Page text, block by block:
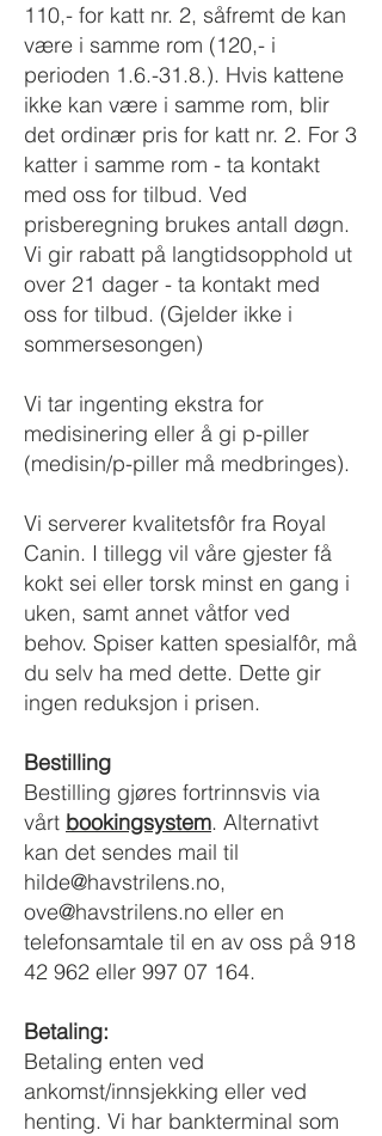
110,- for katt nr. 2, såfremt de kan
være i samme rom (120,- i
perioden 1.6.-31.8.). Hvis kattene
ikke kan være i samme rom, blir
det ordinær pris for katt nr. 2. For 3
katter i samme rom - ta kontakt
med oss for tilbud. Ved
prisberegning brukes antall døgn.
Vi gir rabatt på langtidsopphold ut
over 21 dager - ta kontakt med
oss for tilbud. (Gjelder ikke i
sommersesongen)
Vi tar ingenting ekstra for
medisinering eller å gi p-piller
(medisin/p-piller må medbringes).
Vi serverer kvalitetsfôr fra Royal
Canin. I tillegg vil våre gjester få
kokt sei eller torsk minst en gang i
uken, samt annet våtfor ved
behov. Spiser katten spesialfôr, må
du selv ha med dette. Dette gir
ingen reduksjon i prisen.
Bestilling
Bestilling gjøres fortrinnsvis via
vårt bookingsystem. Alternativt
kan det sendes mail til
hilde@havstrilens.no,
ove@havstrilens.no eller en
telefonsamtale til en av oss på 918
42 962 eller 997 07 164.
Betaling:
Betaling enten ved
ankomst/innsjekking eller ved
henting. Vi har bankterminal som